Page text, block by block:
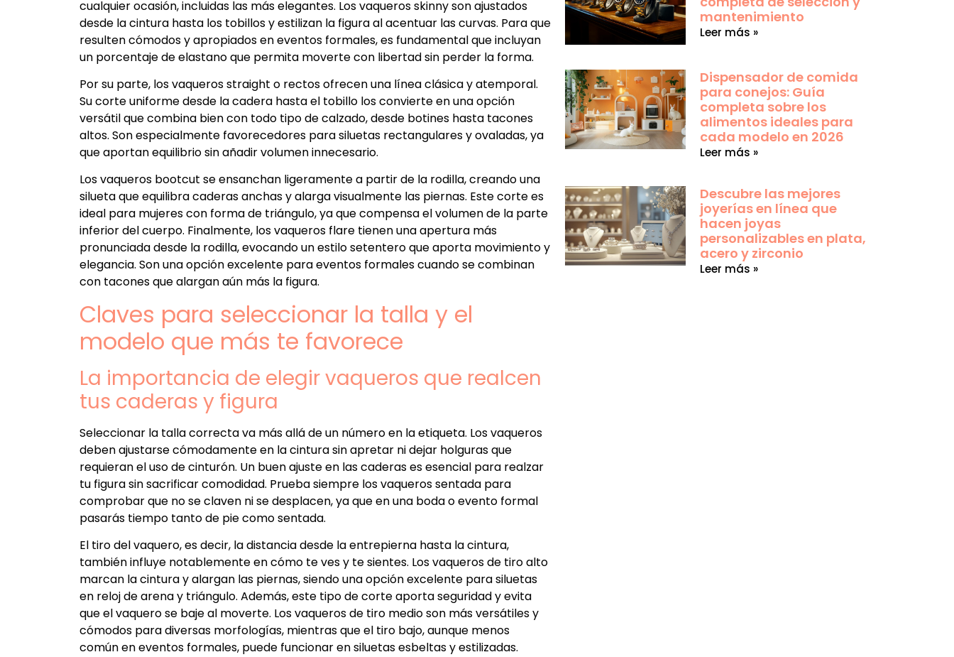
cualquier ocasión, incluidas las más elegantes. Los vaqueros skinny son ajustados
desde la cintura hasta los tobillos y estilizan la figura al acentuar las curvas. Para que
resulten cómodos y apropiados en eventos formales, es fundamental que incluyan
un porcentaje de elastano que permita moverte con libertad sin perder la forma.
Por su parte, los vaqueros straight o rectos ofrecen una línea clásica y atemporal.
Su corte uniforme desde la cadera hasta el tobillo los convierte en una opción
versátil que combina bien con todo tipo de calzado, desde botines hasta tacones
altos. Son especialmente favorecedores para siluetas rectangulares y ovaladas, ya
que aportan equilibrio sin añadir volumen innecesario.
Los vaqueros bootcut se ensanchan ligeramente a partir de la rodilla, creando una
silueta que equilibra caderas anchas y alarga visualmente las piernas. Este corte es
ideal para mujeres con forma de triángulo, ya que compensa el volumen de la parte
inferior del cuerpo. Finalmente, los vaqueros flare tienen una apertura más
pronunciada desde la rodilla, evocando un estilo setentero que aporta movimiento y
elegancia. Son una opción excelente para eventos formales cuando se combinan
con tacones que alargan aún más la figura.
Claves para seleccionar la talla y el
modelo que más te favorece
La importancia de elegir vaqueros que realcen
tus caderas y figura
Seleccionar la talla correcta va más allá de un número en la etiqueta. Los vaqueros
deben ajustarse cómodamente en la cintura sin apretar ni dejar holguras que
requieran el uso de cinturón. Un buen ajuste en las caderas es esencial para realzar
tu figura sin sacrificar comodidad. Prueba siempre los vaqueros sentada para
comprobar que no se claven ni se desplacen, ya que en una boda o evento formal
pasarás tiempo tanto de pie como sentada.
El tiro del vaquero, es decir, la distancia desde la entrepierna hasta la cintura,
también influye notablemente en cómo te ves y te sientes. Los vaqueros de tiro alto
marcan la cintura y alargan las piernas, siendo una opción excelente para siluetas
en reloj de arena y triángulo. Además, este tipo de corte aporta seguridad y evita
que el vaquero se baje al moverte. Los vaqueros de tiro medio son más versátiles y
cómodos para diversas morfologías, mientras que el tiro bajo, aunque menos
común en eventos formales, puede funcionar en siluetas esbeltas y estilizadas.
mantenimiento
Leer más »
Dispensador de comida
para conejos: Guía
completa sobre los
alimentos ideales para
cada modelo en 2026
Leer más »
Descubre las mejores
joyerías en línea que
hacen joyas
personalizables en plata,
acero y zirconio
Leer más »